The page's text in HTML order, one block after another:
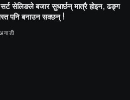
सेलिङले बजार सुधार्छन् मात्रै होइन, ढङ्ग
पनि बनाउन सक्छन् !